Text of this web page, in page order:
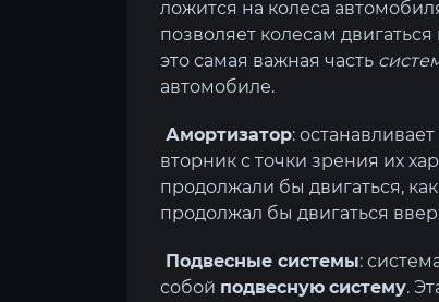
ложится на колеса
позволяет колесам
это самая важная часть
автомобиле.
Амортизатор:
вторник с точки зрения их
продолжали бы двигаться,
продолжал бы двигаться
Подвесные системы:
собой подвесную систему.